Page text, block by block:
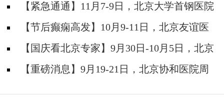
防安全培训纪实
【紧急通通】11月7-9日，北京大学首钢医院
神经内科胡颖教授亲临成都会诊，破解癫痫疑难
【节后癫痫高发】10月9-11日，北京友谊医
院陈葵博士免费会诊+治疗援助，破解癫痫难
题！
【国庆看北京专家】9月30日-10月5日，北京
天坛&首钢医院两大专家蓉城亲诊+癫痫大额救
【重磅消息】9月19-21日，北京协和医院周